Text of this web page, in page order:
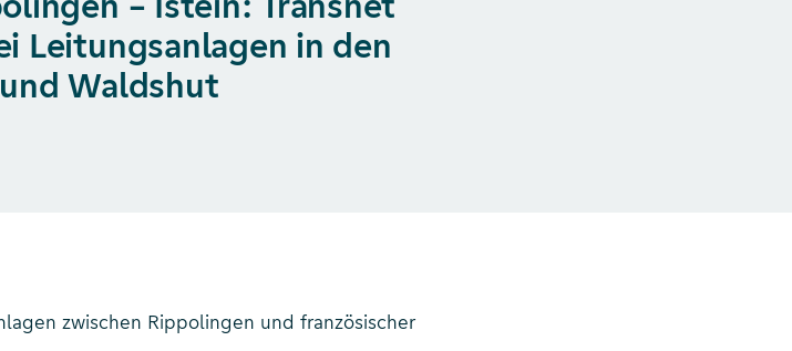
Leitungsanlagen in den
Waldshut
zwischen Rippolingen und französischer